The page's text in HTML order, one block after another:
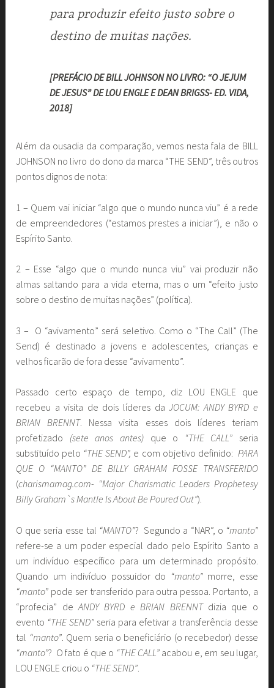
para produzir efeito justo sobre o
destino de muitas nações.
[PREFÁCIO DE BILL JOHNSON NO LIVRO: “O JEJUM
DE JESUS” DE LOU ENGLE E DEAN BRIGSS- ED. VIDA,
2018]
Além da ousadia da comparação, vemos nesta fala de BILL
JOHNSON no livro do dono da marca “THE SEND”, três outros
pontos dignos de nota:
1 – Quem vai iniciar “algo que o mundo nunca viu” é a rede
de empreendedores (“estamos prestes a iniciar”), e não o
Espírito Santo.
2 – Esse “algo que o mundo nunca viu” vai produzir não
almas saltando para a vida eterna, mas o um “efeito justo
sobre o destino de muitas nações” (política).
3 – O “avivamento” será seletivo. Como o “The Call” (The
Send) é destinado a jovens e adolescentes, crianças e
velhos ficarão de fora desse “avivamento”.
Passado certo espaço de tempo, diz LOU ENGLE que
recebeu a visita de dois líderes daJOCUM: ANDY BYRD e
BRIAN BRENNT. Nessa visita esses dois líderes teriam
profetizado (sete anos antes)que o “THE CALL” seria
substituído pelo “THE SEND”, e com objetivo definido: PARA
QUE O “MANTO” DE BILLY GRAHAM FOSSE TRANSFERIDO
(charismamag.com- “Major Charismatic Leaders Prophetesy
Billy Graham`s Mantle Is About Be Poured Out”).
O que seria esse tal “MANTO”? Segundo a “NAR”, o “manto”
refere-se a um poder especial dado pelo Espírito Santo a
um indivíduo específico para um determinado propósito.
Quando um indivíduo possuidor do “manto” morre, esse
“manto” pode ser transferido para outra pessoa. Portanto, a
“profecia” deANDY BYRD e BRIAN BRENNT dizia que o
evento “THE SEND” seria para efetivar a transferência desse
tal “manto”. Quem seria o beneficiário (o recebedor) desse
“manto”? O fato é que o “THE CALL” acabou e, em seu lugar,
LOU ENGLE criou o “THE SEND”.